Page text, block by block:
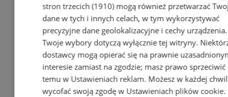
stron trzecich (1910)mogą również przetwarzać
dane w tych i innych celach, w tym wykorzystywać
precyzyjne dane geolokalizacyjne i cechy urządzenia.
Twoje wybory dotyczą wyłącznie tej witryny.
dostawcy mogą opierać się na prawnie
interesie zamiast na zgodzie; masz prawo sprzeciwić
temu w Ustawieniach reklam. Możesz w każdej
wycofać swoją zgodę w Ustawieniach plików cookie.